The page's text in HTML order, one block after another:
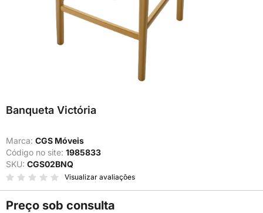
Banqueta Victória
Marca: CGS Móveis
Código no site: 1985833
SKU: CGS02BNQ
Visualizar avaliações
Preço sob consulta